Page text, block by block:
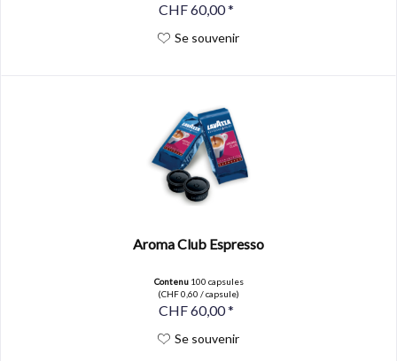
CHF 60,00 *
Se souvenir
Aroma Club Espresso
Contenu 100 capsules
(CHF 0,60 / capsule)
CHF 60,00 *
Se souvenir